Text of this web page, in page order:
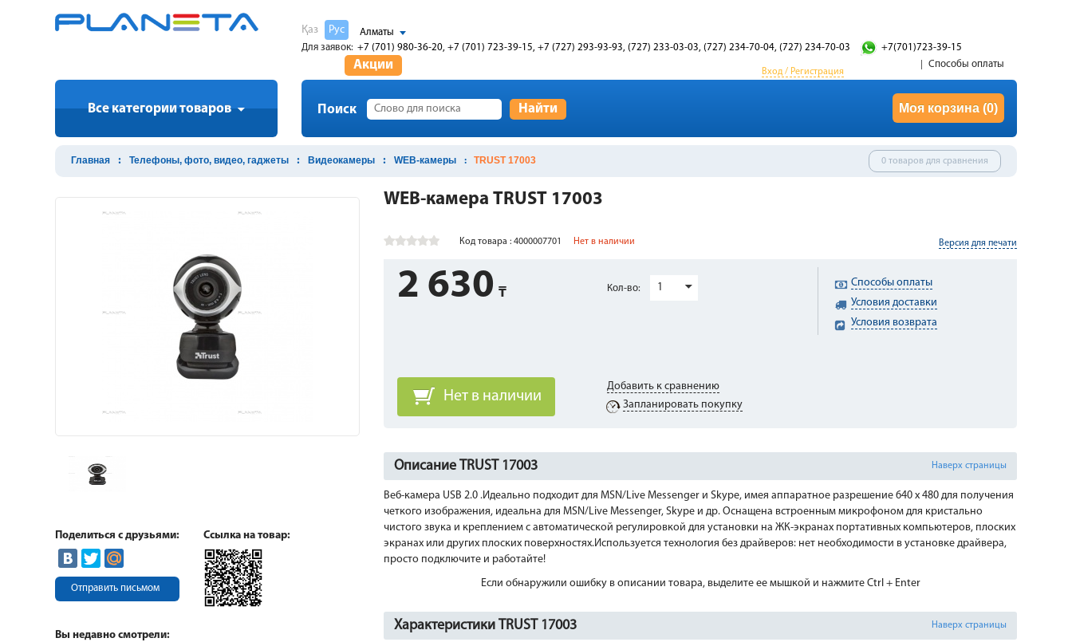
Қаз Рус
Алматы
Для заявок: +7 (701) 980-36-20, +7 (701) 723-39-15, +7 (727) 293-93-93, (727) 233-03-03, (727) 234-70-04, (727) 234-70-03 +7(701)723-39-15
Вход / Регистрация
Акции Способы оплаты
Все категории товаров Поиск Найти Моя корзина (0)
Главная Телефоны, фото, видео, гаджеты Видеокамеры WEB-камеры TRUST 17003 0 товаров для сравнения
Поделиться с друзьями:
Отправить письмом
Ссылка на товар:
Вы недавно смотрели:
WEB-камера TRUST 17003
Код товара : 4000007701 Нет в наличии Версия для печати
2 630
Нет в наличии
Кол-во: 1
Добавить к сравнению
Запланировать покупку
Способы оплаты
Условия доставки
Условия возврата
Описание TRUST 17003 Наверх страницы
Веб-камера USB 2.0 .Идеально подходит для MSN/Live Messenger и Skype, имея аппаратное разрешение 640 x 480 для получения
четкого изображения, идеальна для MSN/Live Messenger, Skype и др. Оснащена встроенным микрофоном для кристально
чистого звука и креплением с автоматической регулировкой для установки на ЖК-экранах портативных компьютеров, плоских
экранах или других плоских поверхностях.Используется технология без драйверов: нет необходимости в установке драйвера,
просто подключите и работайте!
Если обнаружили ошибку в описании товара, выделите ее мышкой и нажмите Ctrl + Enter
Характеристики TRUST 17003 Наверх страницы